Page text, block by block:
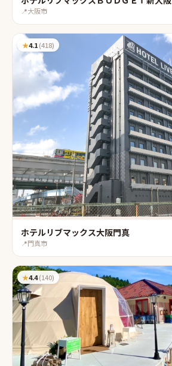
📍大阪市
★4.1(418)
ホテルリブマックス大阪門真
📍門真市
★4.4(140)